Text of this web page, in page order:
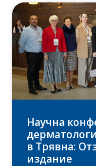
Научна
в Трявна:
издание